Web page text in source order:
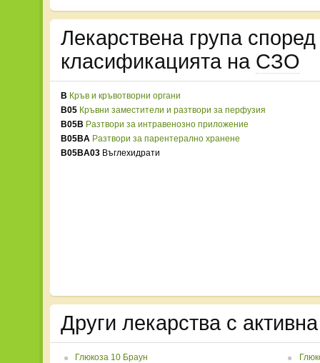
Лекарствена група
класификацията на СЗО
B Кръв и кръвотворни органи
B05 Кръвни заместители и разтвори за перфузия
B05B Разтвори за интравенозно приложение
B05BA Разтвори за парентерално хранене
B05BA03 Въглехидрати
Други лекарства с
Глюкоза 10 Браун